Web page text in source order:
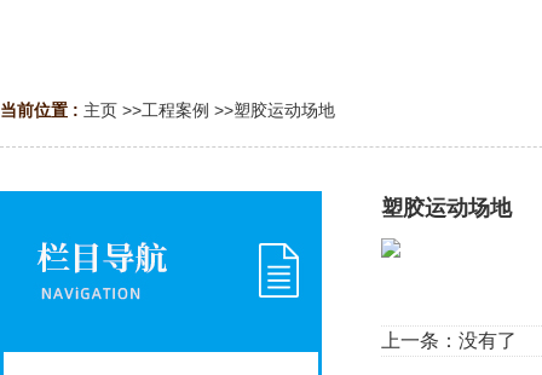
当前位置 : 主页 >>工程案例 >>塑胶运动场地
塑胶运动场地
上一条：没有